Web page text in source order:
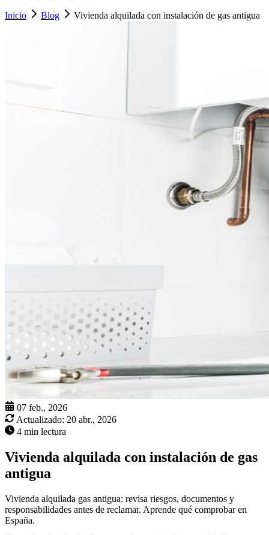
Inicio Blog Vivienda alquilada con instalación de gas antigua
07 feb., 2026
Actualizado: 20 abr., 2026
4 min lectura
Vivienda alquilada con instalación de gas
antigua
Vivienda alquilada gas antigua: revisa riesgos, documentos y
responsabilidades antes de reclamar. Aprende qué comprobar en
España.